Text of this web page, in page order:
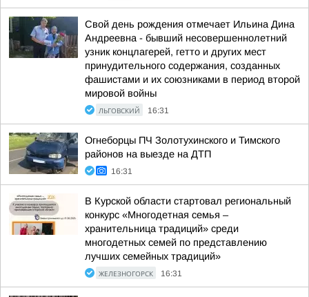
Свой день рождения отмечает Ильина Дина
Андреевна - бывший несовершеннолетний
узник концлагерей, гетто и других мест
принудительного содержания, созданных
фашистами и их союзниками в период второй
мировой войны
ЛЬГОВСКИЙ 16:31
Огнеборцы ПЧ Золотухинского и Тимского
районов на выезде на ДТП
16:31
В Курской области стартовал региональный
конкурс «Многодетная семья –
хранительница традиций» среди
многодетных семей по представлению
лучших семейных традиций»
ЖЕЛЕЗНОГОРСК 16:31